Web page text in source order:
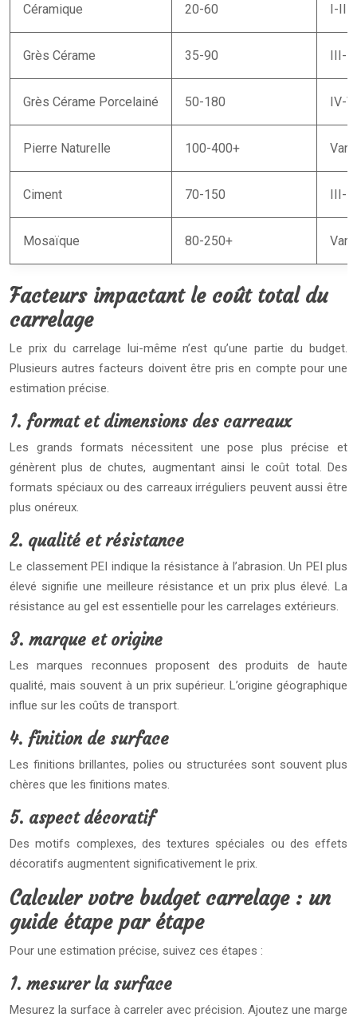
Céramique 20-60 I-II
Grès Cérame 35-90 III-
Grès Cérame Porcelainé 50-180 IV-
Pierre Naturelle 100-400+
Ciment 70-150 III-
Mosaïque 80-250+
Facteurs impactant le coût total du
carrelage
Le prix du carrelage lui-même n’est qu’une partie du budget.
Plusieurs autres facteurs doivent être pris en compte pour une
estimation précise.
1. format et dimensions des carreaux
Les grands formats nécessitent une pose plus précise et
génèrent plus de chutes, augmentant ainsi le coût total. Des
formats spéciaux ou des carreaux irréguliers peuvent aussi être
plus onéreux.
2. qualité et résistance
Le classement PEI indique la résistance à l’abrasion. Un PEI plus
élevé signifie une meilleure résistance et un prix plus élevé. La
résistance au gel est essentielle pour les carrelages extérieurs.
3. marque et origine
Les marques reconnues proposent des produits de haute
qualité, mais souvent à un prix supérieur. L’origine géographique
influe sur les coûts de transport.
4. finition de surface
Les finitions brillantes, polies ou structurées sont souvent plus
chères que les finitions mates.
5. aspect décoratif
Des motifs complexes, des textures spéciales ou des effets
décoratifs augmentent significativement le prix.
Calculer votre budget carrelage : un
guide étape par étape
Pour une estimation précise, suivez ces étapes :
1. mesurer la surface
Mesurez la surface à carreler avec précision. Ajoutez une marge